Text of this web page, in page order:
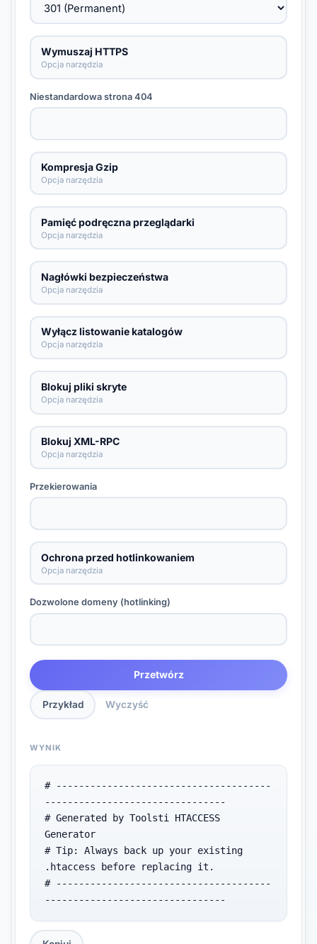
Wymuszaj HTTPS
Opcja narzędzia
Niestandardowa strona 404
Kompresja Gzip
Opcja narzędzia
Pamięć podręczna przeglądarki
Opcja narzędzia
Nagłówki bezpieczeństwa
Opcja narzędzia
Wyłącz listowanie katalogów
Opcja narzędzia
Blokuj pliki skryte
Opcja narzędzia
Blokuj XML-RPC
Opcja narzędzia
Przekierowania
Ochrona przed hotlinkowaniem
Opcja narzędzia
Dozwolone domeny (hotlinking)
Przetwórz
Przykład Wyczyść
WYNIK
# --------------------------------------
--------------------------------
# Generated by Toolsti HTACCESS
Generator
# Tip: Always back up your existing
.htaccess before replacing it.
# --------------------------------------